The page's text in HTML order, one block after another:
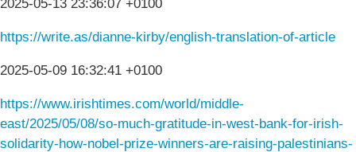
2025-05-13 23:36:07 +0100
https://write.as/dianne-kirby/english-translation-of-article
2025-05-09 16:32:41 +0100
https://www.irishtimes.com/world/middle-
east/2025/05/08/so-much-gratitude-in-west-bank-for-irish-
solidarity-how-nobel-prize-winners-are-raising-palestinians-